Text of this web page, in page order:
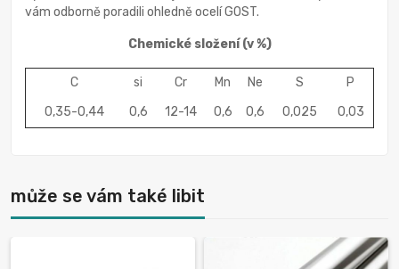
vám odborně poradili ohledně ocelí GOST.
Chemické složení (v %)
C si Cr Mn Ne S
P
0,35-0,44
0,6 12-14 0,6 0,6 0,025 0,03
může se vám také libit